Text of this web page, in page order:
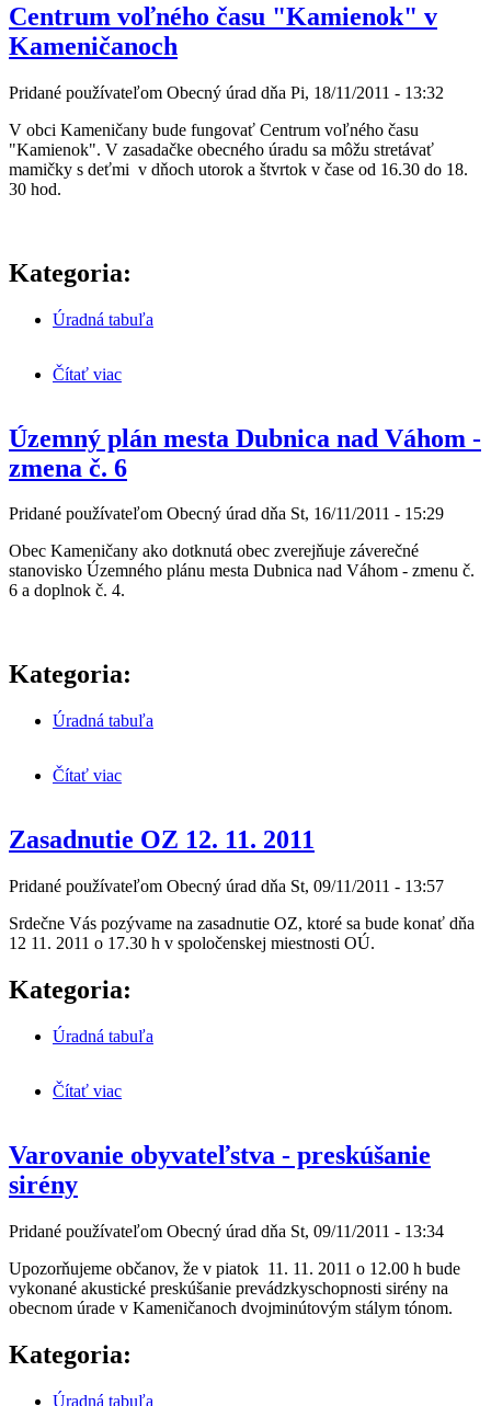
Centrum voľného času "Kamienok" v
Kameničanoch
Pridané používateľom Obecný úrad dňa Pi, 18/11/2011 - 13:32
V obci Kameničany bude fungovať Centrum voľného času
"Kamienok". V zasadačke obecného úradu sa môžu stretávať
mamičky s deťmi v dňoch utorok a štvrtok v čase od 16.30 do 18.
30 hod.
Kategoria:
Úradná tabuľa
Čítať viac
Územný plán mesta Dubnica nad Váhom -
zmena č. 6
Pridané používateľom Obecný úrad dňa St, 16/11/2011 - 15:29
Obec Kameničany ako dotknutá obec zverejňuje záverečné
stanovisko Územného plánu mesta Dubnica nad Váhom - zmenu č.
6 a doplnok č. 4.
Kategoria:
Úradná tabuľa
Čítať viac
Zasadnutie OZ 12. 11. 2011
Pridané používateľom Obecný úrad dňa St, 09/11/2011 - 13:57
Srdečne Vás pozývame na zasadnutie OZ, ktoré sa bude konať dňa
12 11. 2011 o 17.30 h v spoločenskej miestnosti OÚ.
Kategoria:
Úradná tabuľa
Čítať viac
Varovanie obyvateľstva - preskúšanie
sirény
Pridané používateľom Obecný úrad dňa St, 09/11/2011 - 13:34
Upozorňujeme občanov, že v piatok 11. 11. 2011 o 12.00 h bude
vykonané akustické preskúšanie prevádzkyschopnosti sirény na
obecnom úrade v Kameničanoch dvojminútovým stálym tónom.
Kategoria:
Úradná tabuľa